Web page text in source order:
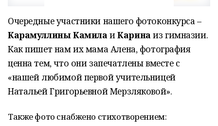
Очередные участники нашего фотоконкурса –
Карамуллины Камила иКарина из гимназии.
Как пишет нам их мама Алена, фотография
ценна тем, что они запечатлены вместе с
«нашей любимой первой учительницей
Натальей Григорьевной Мерзляковой».
Также фото снабжено стихотворением: